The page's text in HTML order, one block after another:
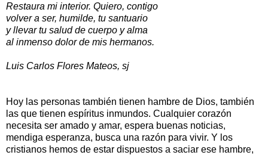
Restaura mi interior. Quiero, contigo
volver a ser, humilde, tu santuario
y llevar tu salud de cuerpo y alma
al inmenso dolor de mis hermanos.
Luis Carlos Flores Mateos, sj
Hoy las personas también tienen hambre de Dios, también
las que tienen espíritus inmundos. Cualquier corazón
necesita ser amado y amar, espera buenas noticias,
mendiga esperanza, busca una razón para vivir. Y los
cristianos hemos de estar dispuestos a saciar ese hambre,